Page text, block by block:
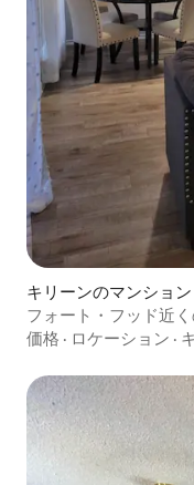
キリーンのマンショ
フォート・フッド近
価格 · ロケーション ·